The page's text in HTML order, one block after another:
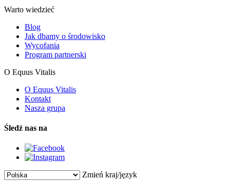
Warto wiedzieć
Blog
Jak dbamy o środowisko
Wycofania
Program partnerski
O Equus Vitalis
O Equus Vitalis
Kontakt
Nasza grupa
Śledź nas na
Zmień kraj/język